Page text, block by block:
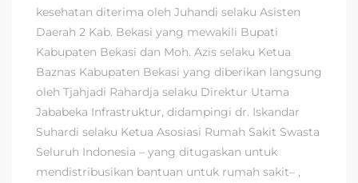
kesehatan diterima oleh Juhandi selaku Asisten
Daerah 2 Kab. Bekasi yang mewakili Bupati
Kabupaten Bekasi dan Moh. Azis selaku Ketua
Baznas Kabupaten Bekasi yang diberikan langsung
oleh Tjahjadi Rahardja selaku Direktur Utama
Jababeka Infrastruktur, didampingi dr. Iskandar
Suhardi selaku Ketua Asosiasi Rumah Sakit Swasta
Seluruh Indonesia – yang ditugaskan untuk
mendistribusikan bantuan untuk rumah sakit– ,